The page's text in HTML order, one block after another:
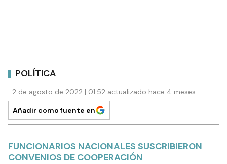
POLÍTICA
2 de agosto de 2022 | 01:52 actualizado hace 4 meses
Añadir como fuente en
FUNCIONARIOS NACIONALES SUSCRIBIERON
CONVENIOS DE COOPERACIÓN